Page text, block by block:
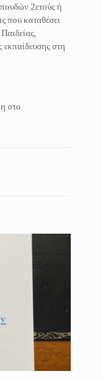
2ετούς ή
που καταθέσει
στη
στο